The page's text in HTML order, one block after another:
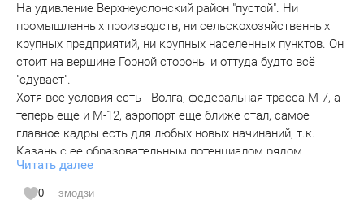
На удивление Верхнеуслонский район "пустой". Ни
промышленных производств, ни сельскохозяйственных
крупных предприятий, ни крупных населенных пунктов. Он
стоит на вершине Горной стороны и оттуда будто всё
"сдувает".
Хотя все условия есть - Волга, федеральная трасса М-7, а
теперь еще и М-12, аэропорт еще ближе стал, самое
главное кадры есть для любых новых начинаний, т.к.
Казань с ее образовательным потенциалом рядом,
Чебоксары, Йошкар-Ола, Ульяновск относительно близко.
В значительной степени это не не паханное поле для
Читать далее
0 эмодзи